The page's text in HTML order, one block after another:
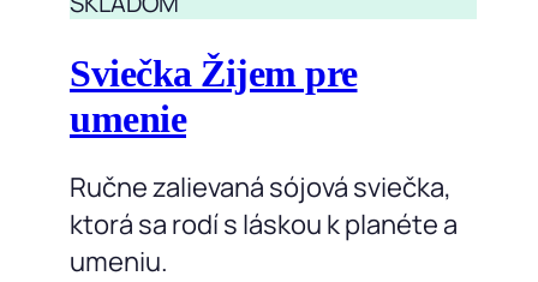
Sviečka Žijem pre
umenie
Ručne zalievaná sójová sviečka,
ktorá sa rodí s láskou k planéte a
umeniu.